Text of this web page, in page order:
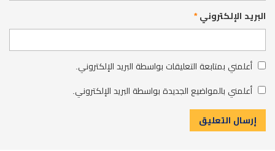
البريد الإلكتروني*
أعلمني بمتابعة التعليقات بواسطة البريد الإلكتروني.
أعلمني بالمواضيع الجديدة بواسطة البريد الإلكتروني.